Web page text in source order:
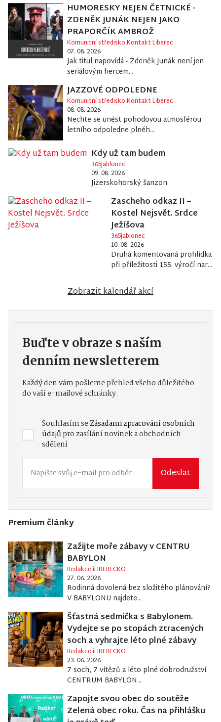
HUMORESKY NEJEN ČETNICKÉ -
ZDENĚK JUNÁK NEJEN JAKO
PRAPORČÍK AMBROŽ
Komunitní středisko Kontakt Liberec
07. 08. 2026
Jak titul napovídá - Zdeněk Junák není jen
seriálovým hercem...
JAZZOVÉ ODPOLEDNE
Komunitní středisko Kontakt Liberec
08. 08. 2026
Nechte se unést pohodovou atmosférou
letního odpoledne plnéh...
Kdy už tam budem
365Jablonec
09. 08. 2026
Jizerskohorský šanzon
Zascheho odkaz II –
Kostel Nejsvět. Srdce
Ježíšova
365Jablonec
10. 08. 2026
Druhá komentovaná prohlídka
při příležitosti 155. výročí nar...
Zobrazit kalendář akcí
Buďte v obraze s naším
denním newsletterem
Každý den vám pošleme přehled všeho důležitého
do vaší e-mailové schránky.
Souhlasím seZásadami zpracování osobních
údajůpro zasílání novinek a obchodních
sdělení
Odeslat
Premium články
Zažijte moře zábavy v CENTRU
BABYLON
Redakce iLIBERECKO
27. 06. 2026
Rodinná dovolená bez složitého plánování?
V BABYLONU najdete...
Šťastná sedmička s Babylonem.
Vydejte se po stopách ztracených
soch a vyhrajte léto plné zábavy
Redakce iLIBERECKO
23. 06. 2026
7 soch, 7 vítězů a léto plné dobrodružství.
CENTRUM BABYLON...
Zapojte svou obec do soutěže
Zelená obec roku. Čas na přihlášku